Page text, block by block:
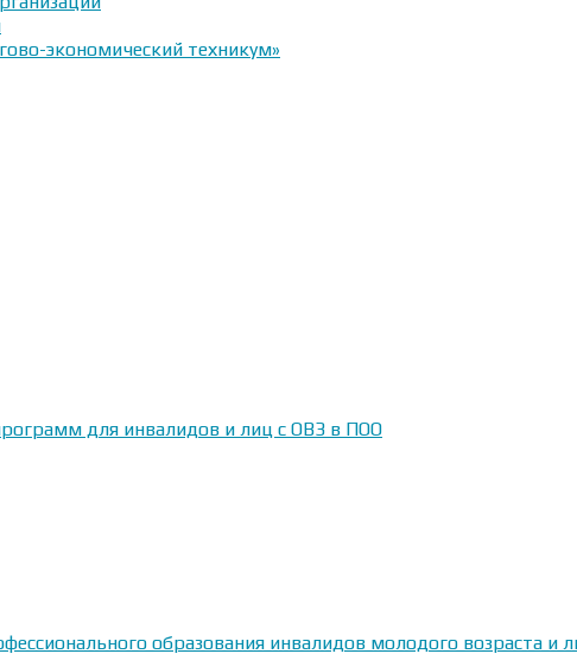
экономический техникум»
для инвалидов и лиц с ОВЗ в ПОО
образования инвалидов молодого возраста